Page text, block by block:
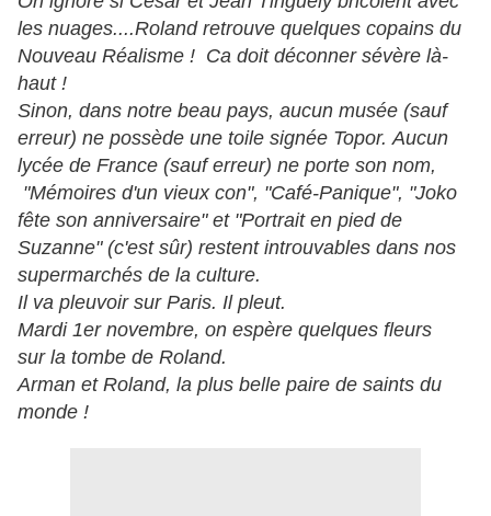
les nuages....Roland retrouve quelques copains du
Nouveau Réalisme ! Ca doit déconner sévère là-
haut !
Sinon, dans notre beau pays, aucun musée (sauf
erreur) ne possède une toile signée Topor. Aucun
lycée de France (sauf erreur) ne porte son nom,
"Mémoires d'un vieux con", "Café-Panique", "Joko
fête son anniversaire" et "Portrait en pied de
Suzanne" (c'est sûr) restent introuvables dans nos
supermarchés de la culture.
Il va pleuvoir sur Paris. Il pleut.
Mardi 1er novembre, on espère quelques fleurs
sur la tombe de Roland.
Arman et Roland, la plus belle paire de saints du
monde !